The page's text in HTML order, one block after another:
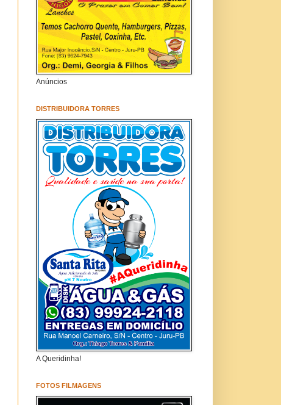
Anúncios
DISTRIBUIDORA TORRES
A Queridinha!
FOTOS FILMAGENS